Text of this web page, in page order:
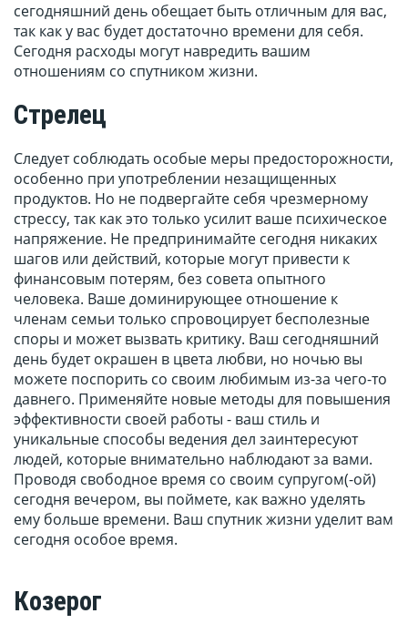
сегодняшний день обещает быть отличным для вас,
так как у вас будет достаточно времени для себя.
Сегодня расходы могут навредить вашим
отношениям со спутником жизни.
Стрелец
Следует соблюдать особые меры предосторожности,
особенно при употреблении незащищенных
продуктов. Но не подвергайте себя чрезмерному
стрессу, так как это только усилит ваше психическое
напряжение. Не предпринимайте сегодня никаких
шагов или действий, которые могут привести к
финансовым потерям, без совета опытного
человека. Ваше доминирующее отношение к
членам семьи только спровоцирует бесполезные
споры и может вызвать критику. Ваш сегодняшний
день будет окрашен в цвета любви, но ночью вы
можете поспорить со своим любимым из-за чего-то
давнего. Применяйте новые методы для повышения
эффективности своей работы - ваш стиль и
уникальные способы ведения дел заинтересуют
людей, которые внимательно наблюдают за вами.
Проводя свободное время со своим супругом(-ой)
сегодня вечером, вы поймете, как важно уделять
ему больше времени. Ваш спутник жизни уделит вам
сегодня особое время.
Козерог